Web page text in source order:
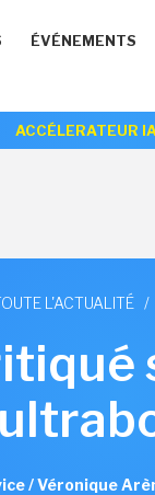
ÉVÉNEMENTS
ACCÉLERATEUR
L'ACTUALITÉ /
/ Véronique